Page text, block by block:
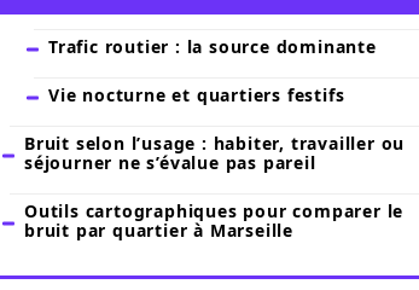
Trafic routier : la source dominante
Vie nocturne et quartiers festifs
Bruit selon l’usage : habiter, travailler ou
séjourner ne s’évalue pas pareil
Outils cartographiques pour comparer le
bruit par quartier à Marseille